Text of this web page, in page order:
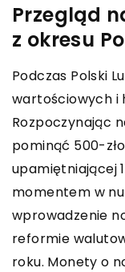
Przegląd
z okresu
Podczas Polski
wartościowych i
Rozpoczynając
pominąć 500-
upamiętniającej
momentem w
wprowadzenie
reformie
roku. Monety o